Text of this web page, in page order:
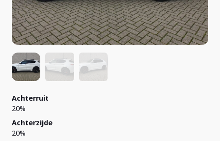
Achterruit
20%
Achterzijde
20%